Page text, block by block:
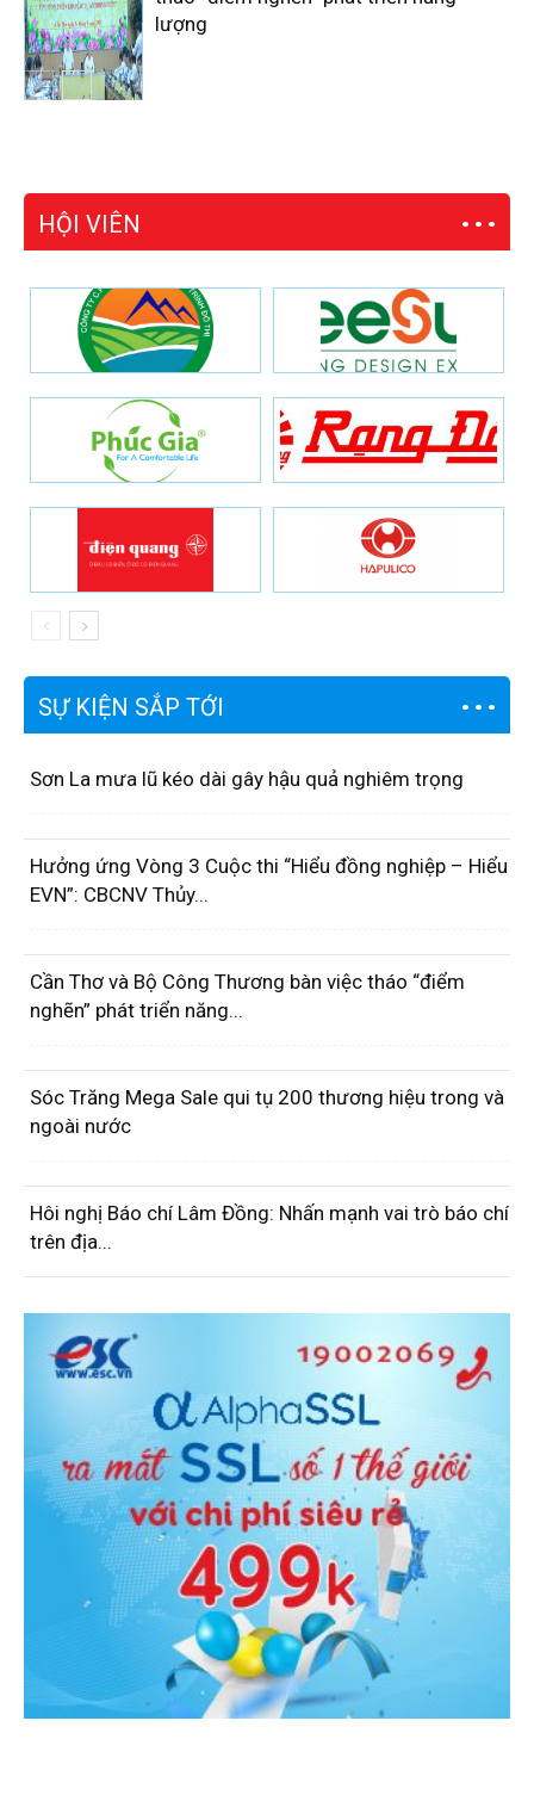
lượng
HỘI VIÊN
SỰ KIỆN SẮP TỚI
Sơn La mưa lũ kéo dài gây hậu quả nghiêm trọng
Hưởng ứng Vòng 3 Cuộc thi “Hiểu đồng nghiệp – Hiểu
EVN”: CBCNV Thủy...
Cần Thơ và Bộ Công Thương bàn việc tháo “điểm
nghẽn” phát triển năng...
Sóc Trăng Mega Sale qui tụ 200 thương hiệu trong và
ngoài nước
Hôi nghị Báo chí Lâm Đồng: Nhấn mạnh vai trò báo chí
trên địa...